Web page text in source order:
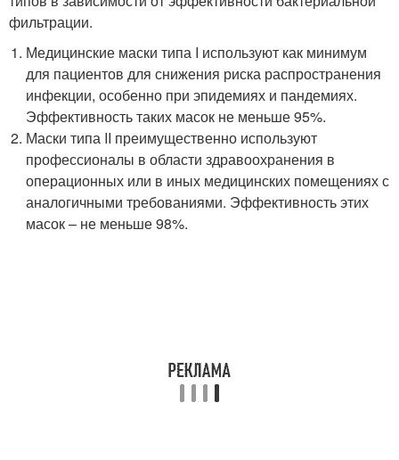
фильтрации.
Медицинские маски типа I используют как минимум
для пациентов для снижения риска распространения
инфекции, особенно при эпидемиях и пандемиях.
Эффективность таких масок не меньше 95%.
Маски типа II преимущественно используют
профессионалы в области здравоохранения в
операционных или в иных медицинских помещениях с
аналогичными требованиями. Эффективность этих
масок – не меньше 98%.